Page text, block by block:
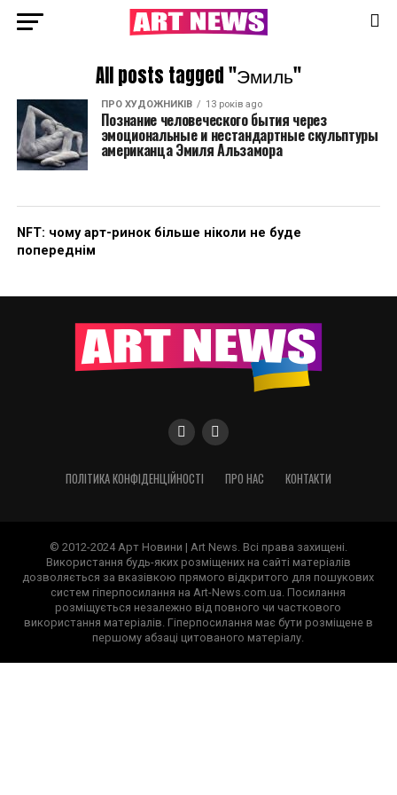
All posts tagged "Эмиль"
ПРО ХУДОЖНИКІВ 13 років ago
Познание человеческого бытия через
эмоциональные и нестандартные скульптуры
американца Эмиля Альзамора
NFT: чому арт-ринок більше ніколи не буде
попереднім
ПОЛІТИКА КОНФІДЕНЦІЙНОСТІ ПРО НАС КОНТАКТИ
© 2012-2024 Арт Новини | Art News. Всі права захищені.
Використання будь-яких розміщених на сайті матеріалів
дозволяється за вказівкою прямого відкритого для пошукових
систем гіперпосилання на Art-News.com.ua. Посилання
розміщується незалежно від повного чи часткового
використання матеріалів. Гіперпосилання має бути розміщене в
першому абзаці цитованого матеріалу.